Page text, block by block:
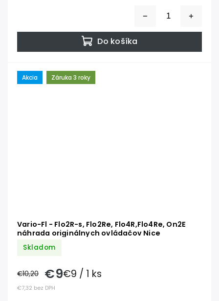
Do košíka
Akcia Záruka 3 roky
Vario-Fl - Flo2R-s, Flo2Re, Flo4R,Flo4Re, On2E
náhrada originálnych ovládačov Nice
Skladom
€7,32 bez DPH
€10,20 €9€9 / 1 ks